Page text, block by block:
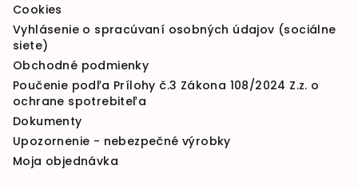
Cookies
Vyhlásenie o spracúvaní osobných údajov (sociálne
siete)
Obchodné podmienky
Poučenie podľa Prílohy č.3 Zákona 108/2024 Z.z. o
ochrane spotrebiteľa
Dokumenty
Upozornenie - nebezpečné výrobky
Moja objednávka